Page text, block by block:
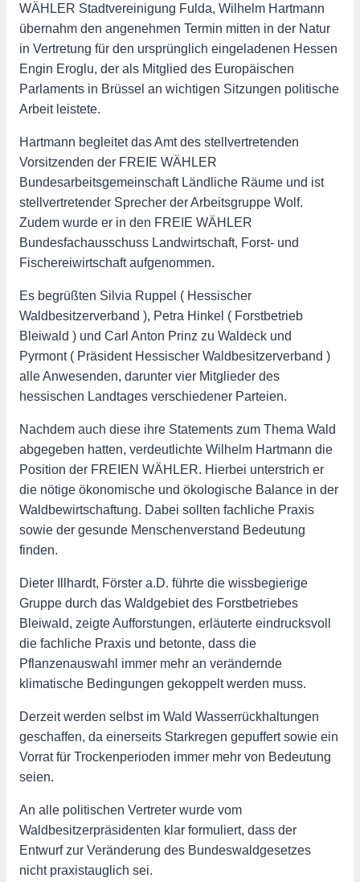
WÄHLER Stadtvereinigung Fulda, Wilhelm Hartmann
übernahm den angenehmen Termin mitten in der Natur
in Vertretung für den ursprünglich eingeladenen Hessen
Engin Eroglu, der als Mitglied des Europäischen
Parlaments in Brüssel an wichtigen Sitzungen politische
Arbeit leistete.
Hartmann begleitet das Amt des stellvertretenden
Vorsitzenden der FREIE WÄHLER
Bundesarbeitsgemeinschaft Ländliche Räume und ist
stellvertretender Sprecher der Arbeitsgruppe Wolf.
Zudem wurde er in den FREIE WÄHLER
Bundesfachausschuss Landwirtschaft, Forst- und
Fischereiwirtschaft aufgenommen.
Es begrüßten Silvia Ruppel ( Hessischer
Waldbesitzerverband ), Petra Hinkel ( Forstbetrieb
Bleiwald ) und Carl Anton Prinz zu Waldeck und
Pyrmont ( Präsident Hessischer Waldbesitzerverband )
alle Anwesenden, darunter vier Mitglieder des
hessischen Landtages verschiedener Parteien.
Nachdem auch diese ihre Statements zum Thema Wald
abgegeben hatten, verdeutlichte Wilhelm Hartmann die
Position der FREIEN WÄHLER. Hierbei unterstrich er
die nötige ökonomische und ökologische Balance in der
Waldbewirtschaftung. Dabei sollten fachliche Praxis
sowie der gesunde Menschenverstand Bedeutung
finden.
Dieter Illhardt, Förster a.D. führte die wissbegierige
Gruppe durch das Waldgebiet des Forstbetriebes
Bleiwald, zeigte Aufforstungen, erläuterte eindrucksvoll
die fachliche Praxis und betonte, dass die
Pflanzenauswahl immer mehr an verändernde
klimatische Bedingungen gekoppelt werden muss.
Derzeit werden selbst im Wald Wasserrückhaltungen
geschaffen, da einerseits Starkregen gepuffert sowie ein
Vorrat für Trockenperioden immer mehr von Bedeutung
seien.
An alle politischen Vertreter wurde vom
Waldbesitzerpräsidenten klar formuliert, dass der
Entwurf zur Veränderung des Bundeswaldgesetzes
nicht praxistauglich sei.